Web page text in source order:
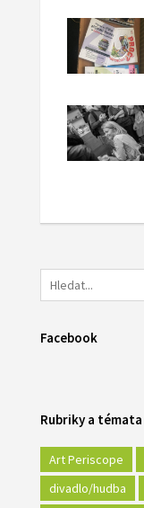
Facebook
Rubriky a témata
Art Periscope
divadlo/hudba